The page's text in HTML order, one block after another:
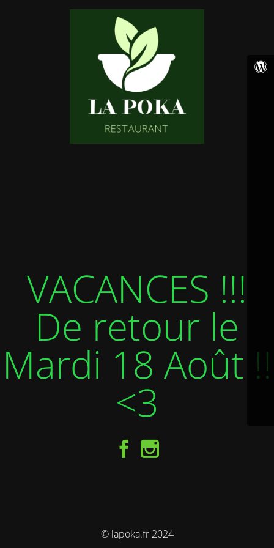
VACANCES !!!
De retour le
Mardi 18 Août !!
<3
© lapoka.fr 2024